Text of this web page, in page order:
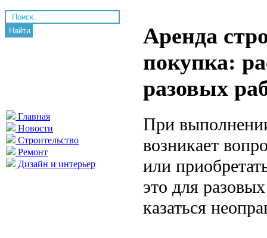
Найти
Главная
Новости
Строительство
Ремонт
Дизайн и интерьер
Аренда
покупка:
разовых
При
возникает
или
это для
казаться